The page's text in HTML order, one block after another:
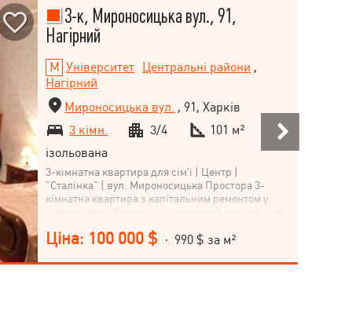
3-к, Мироносицька вул., 91,
Нагірний
Університет Центральні райони ,
Нагірний
Мироносицька вул. , 91, Харків
3 кімн.
3/4
101 м²
ізольована
3-кімнатна квартира для сім’ї | Центр |
"Сталінка" | вул. Мироносицька Простора 3-
кімнатна квартира з капітальним ремонтом у
Мироносицька, Нагірний район, поруч метро
Університет. – Площа: 101 м² – Велика кухня-
студія: 25 м² — зручно для родини – Поверх: 3 із
Ціна: 100 000 $ · 990 $ за м²